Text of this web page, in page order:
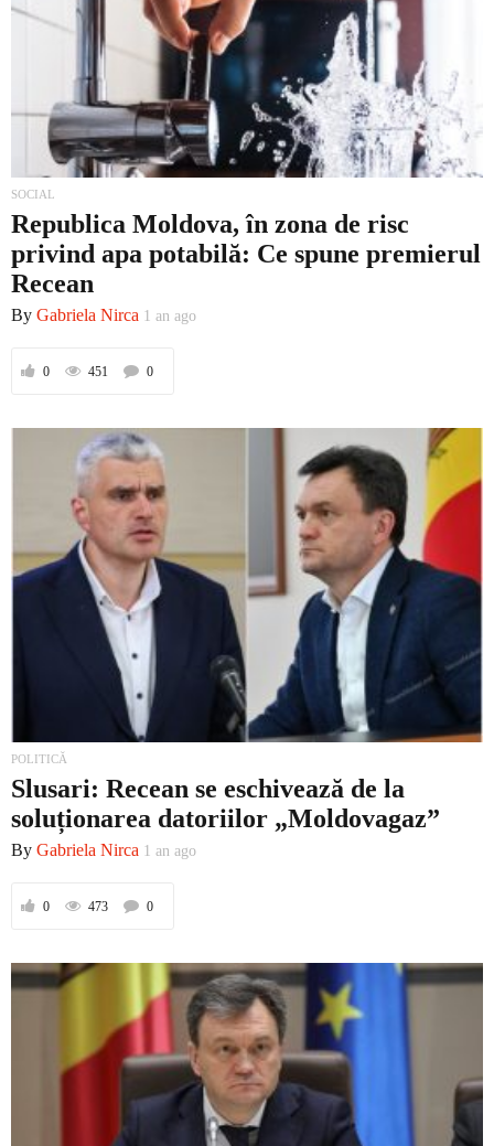
SOCIAL
Republica Moldova, în zona de risc
privind apa potabilă: Ce spune premierul
Recean
By Gabriela Nirca 1 an ago
0 451 0
POLITICĂ
Slusari: Recean se eschivează de la
soluționarea datoriilor „Moldovagaz”
By Gabriela Nirca 1 an ago
0 473 0